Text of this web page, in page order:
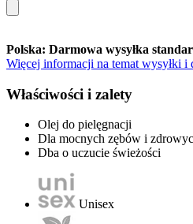
Polska: Darmowa wysyłka
Więcej informacji na temat wysyłki i
Właściwości i zalety
Olej do pielęgnacji
Dla mocnych zębów i
Dba o uczucie świeżości
Unisex